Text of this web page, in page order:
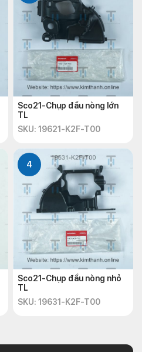
Sco21-Chụp đầu nòng lớn
TL
SKU: 19621-K2F-T00
4
Sco21-Chụp đầu nòng nhỏ
TL
SKU: 19631-K2F-T00